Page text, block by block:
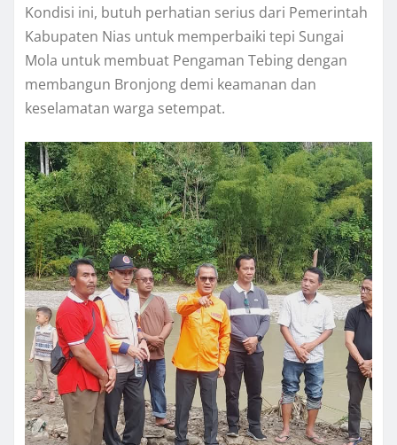
Kondisi ini, butuh perhatian serius dari Pemerintah
Kabupaten Nias untuk memperbaiki tepi Sungai
Mola untuk membuat Pengaman Tebing dengan
membangun Bronjong demi keamanan dan
keselamatan warga setempat.